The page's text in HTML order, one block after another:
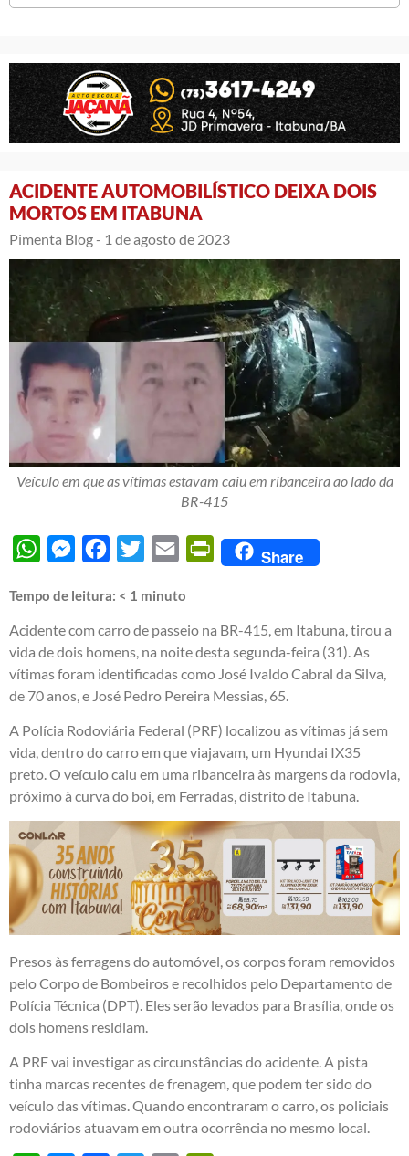
ACIDENTE AUTOMOBILÍSTICO DEIXA DOIS
MORTOS EM ITABUNA
Pimenta Blog - 1 de agosto de 2023
Veículo em que as vítimas estavam caiu em ribanceira ao lado da
BR-415
WhatsAppMessengerFacebook
Twitter Email PrintFriendly
Share
Tempo de leitura: < 1 minuto
Acidente com carro de passeio na BR-415, em Itabuna, tirou a
vida de dois homens, na noite desta segunda-feira (31). As
vítimas foram identificadas como José Ivaldo Cabral da Silva,
de 70 anos, e José Pedro Pereira Messias, 65.
A Polícia Rodoviária Federal (PRF) localizou as vítimas já sem
vida, dentro do carro em que viajavam, um Hyundai IX35
preto. O veículo caiu em uma ribanceira às margens da rodovia,
próximo à curva do boi, em Ferradas, distrito de Itabuna.
Presos às ferragens do automóvel, os corpos foram removidos
pelo Corpo de Bombeiros e recolhidos pelo Departamento de
Polícia Técnica (DPT). Eles serão levados para Brasília, onde os
dois homens residiam.
A PRF vai investigar as circunstâncias do acidente. A pista
tinha marcas recentes de frenagem, que podem ter sido do
veículo das vítimas. Quando encontraram o carro, os policiais
rodoviários atuavam em outra ocorrência no mesmo local.